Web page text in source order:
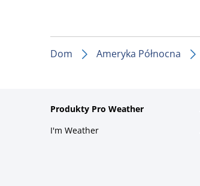
Dom Ameryka Północna
Produkty Pro Weather
I'm Weather